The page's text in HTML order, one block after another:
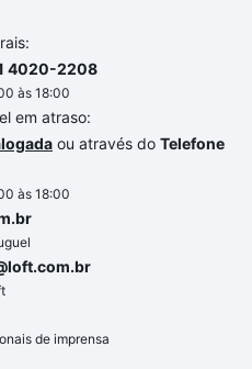
4020-2208
às 18:00
em atraso:
ou através do Telefone
às 18:00
de imprensa